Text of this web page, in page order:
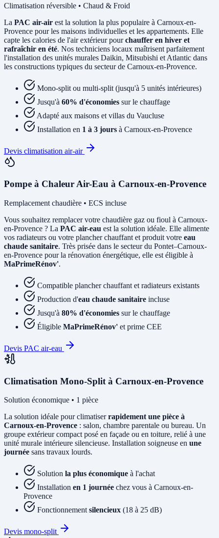
Climatisation réversible • Chaud & Froid
La PAC air-air est la solution la plus populaire à Carnoux-en-
Provence pour les maisons individuelles et les appartements. Elle
capte les calories de l'air extérieur pourchauffer en hiver et
rafraîchir en été. Nos techniciens locaux maîtrisent parfaitement
l'installation des unités murales Daikin, Mitsubishi et Atlantic dans
les constructions typiques du secteur de Carnoux-en-Provence.
Mono-split ou multi-split (jusqu'à 5 unités intérieures)
Jusqu'à 60% d'économies sur le chauffage
Adapté aux maisons et villas du Vaucluse
Installation en 1 à 3 jours à Carnoux-en-Provence
Devis climatisation air-air
Pompe à Chaleur Air-Eau à Carnoux-en-Provence
Remplacement chaudière • ECS incluse
Vous souhaitez remplacer votre chaudière gaz ou fioul à Carnoux-
en-Provence ? La PAC air-eau est la solution idéale. Elle alimente
vos radiateurs ou votre plancher chauffant et produit votre eau
chaude sanitaire. Très prisée dans le secteur du Pontet–Carnoux-
en-Provence pour la rénovation énergétique, elle est éligible à
MaPrimeRénov'.
Compatible plancher chauffant et radiateurs existants
Production d'eau chaude sanitaire incluse
Jusqu'à 80% d'économies sur le chauffage
Éligible MaPrimeRénov' et prime CEE
Devis PAC air-eau
Climatisation Mono-Split à Carnoux-en-Provence
Solution économique • 1 pièce
La solution idéale pour climatiserrapidement une pièce à
Carnoux-en-Provence : salon, chambre parentale ou bureau. Un
groupe extérieur compact posé en façade ou en toiture, relié à une
unité murale intérieure silencieuse. Installation soigneuse en une
journée sans travaux lourds.
Solution la plus économique à l'achat
Installation en 1 journée chez vous à Carnoux-en-
Provence
Fonctionnement silencieux (18 à 25 dB)
Devis mono-split